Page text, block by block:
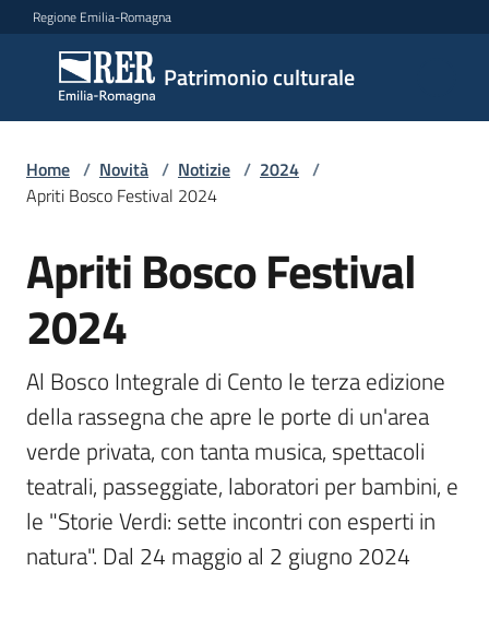
Vai al contenuto
Vai alla navigazione
Vai al footer
Regione Emilia-Romagna
Patrimonio culturale
Patrimonio
culturale
Argomenti
Novità
Servizi
Leggi
Atti
Bandi
Piani
Programmi
Home / Novità / Notizie / 2024 /
Apriti Bosco Festival 2024
Salta al contenuto
Apriti Bosco Festival
2024
Al Bosco Integrale di Cento le terza edizione
della rassegna che apre le porte di un'area
verde privata, con tanta musica, spettacoli
teatrali, passeggiate, laboratori per bambini, e
le "Storie Verdi: sette incontri con esperti in
natura". Dal 24 maggio al 2 giugno 2024